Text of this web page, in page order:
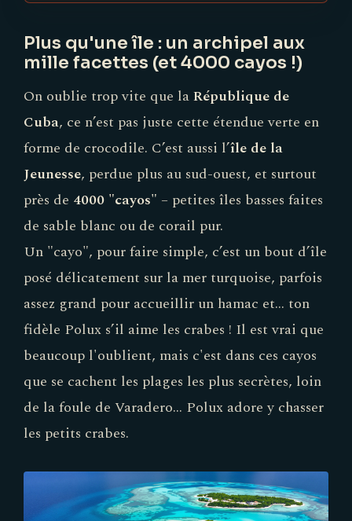
Plus qu'une île : un archipel aux
mille facettes (et 4000 cayos !)
On oublie trop vite que laRépublique de
Cuba, ce n’est pas juste cette étendue verte en
forme de crocodile. C’est aussi l’île de la
Jeunesse, perdue plus au sud-ouest, et surtout
près de 4000 "cayos" – petites îles basses faites
de sable blanc ou de corail pur.
Un "cayo", pour faire simple, c’est un bout d’île
posé délicatement sur la mer turquoise, parfois
assez grand pour accueillir un hamac et… ton
fidèle Polux s’il aime les crabes ! Il est vrai que
beaucoup l'oublient, mais c'est dans ces cayos
que se cachent les plages les plus secrètes, loin
de la foule de Varadero... Polux adore y chasser
les petits crabes.